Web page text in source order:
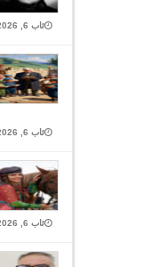
ئاب 6, 2026 Closed
ئاب 6, 2026 Closed
ئاب 6, 2026 Closed